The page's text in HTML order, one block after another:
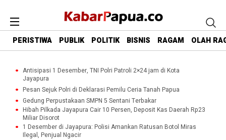
PERISTIWA PUBLIK POLITIK BISNIS RAGAM OLAH
Antisipasi 1 Desember, TNI Polri Patroli 2×24 jam di Kota
Jayapura
Pesan Sejuk Polri di Deklarasi Pemilu Ceria Tanah Papua
Gedung Perpustakaan SMPN 5 Sentani Terbakar
Hibah Pilkada Jayapura Cair 10 Persen, Deposit Kas Daerah Rp23
Miliar Disorot
1 Desember di Jayapura: Polisi Amankan Ratusan Botol Miras
Ilegal, Penjual Ngacir